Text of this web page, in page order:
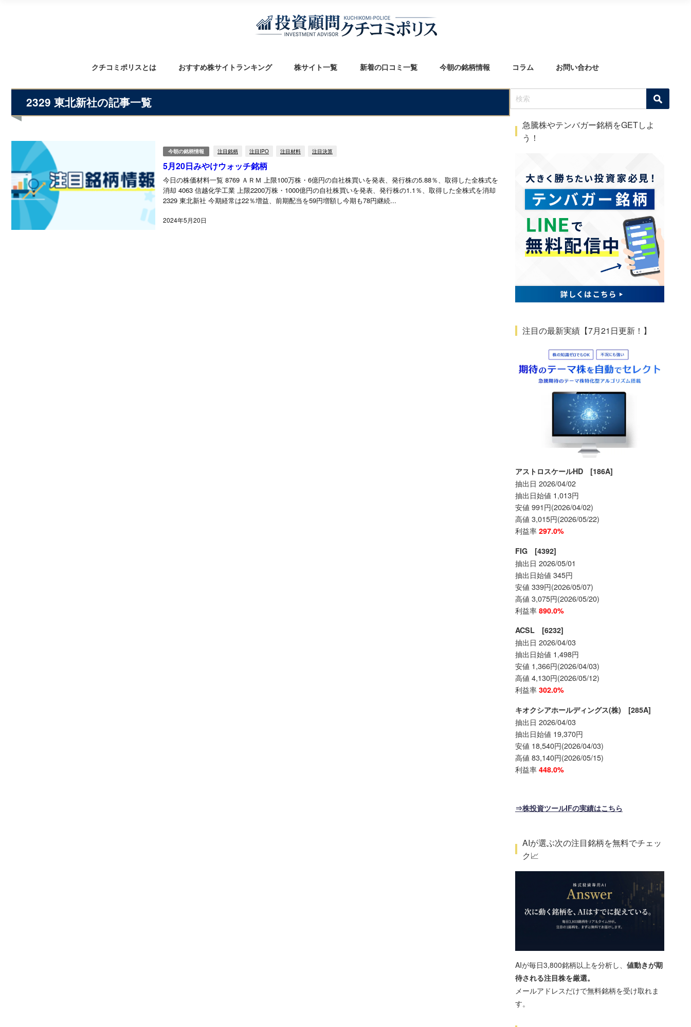
クチコミポリスとは おすすめ株サイトランキング 株サイト一覧 新着の口コミ一覧 今朝の銘柄情報 コラム お問い合わせ
2329 東北新社の記事一覧
今朝の銘柄情報 注目銘柄 注目IPO 注目材料 注目決算
5月20日みやけウォッチ銘柄
2024年5月20日
今日の株価材料一覧 8769 ＡＲＭ 上限100万株・6億円の自社株買いを発表、発行株の5.88％、取得した全株式を
消却 4063 信越化学工業 上限2200万株・1000億円の自社株買いを発表、発行株の1.1％、取得した全株式を消却
2329 東北新社 今期経常は22％増益、前期配当を59円増額し今期も78円継続...
急騰株やテンバガー銘柄をGETしよ
う！
注目の最新実績【7月21日更新！】
アストロスケールHD [186A]
抽出日 2026/04/02
抽出日始値 1,013円
安値 991円(2026/04/02)
高値 3,015円(2026/05/22)
利益率 297.0%
FIG [4392]
抽出日 2026/05/01
抽出日始値 345円
安値 339円(2026/05/07)
高値 3,075円(2026/05/20)
利益率 890.0%
ACSL [6232]
抽出日 2026/04/03
抽出日始値 1,498円
安値 1,366円(2026/04/03)
高値 4,130円(2026/05/12)
利益率 302.0%
キオクシアホールディングス(株) [285A]
抽出日 2026/04/03
抽出日始値 19,370円
安値 18,540円(2026/04/03)
高値 83,140円(2026/05/15)
利益率 448.0%
⇒株投資ツールIFの実績はこちら
AIが選ぶ次の注目銘柄を無料でチェッ
ク📈
AIが毎日3,800銘柄以上を分析し、 値動きが期
待される注目株を厳選。
メールアドレスだけで無料銘柄を受け取れま
す。